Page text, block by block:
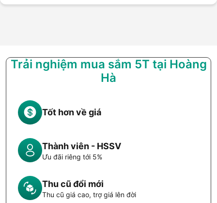
Trải nghiệm mua sắm 5T tại Hoàng
Hà
Tốt hơn về giá
Thành viên - HSSV
Ưu đãi riêng tới 5%
Thu cũ đổi mới
Thu cũ giá cao, trợ giá lên đời